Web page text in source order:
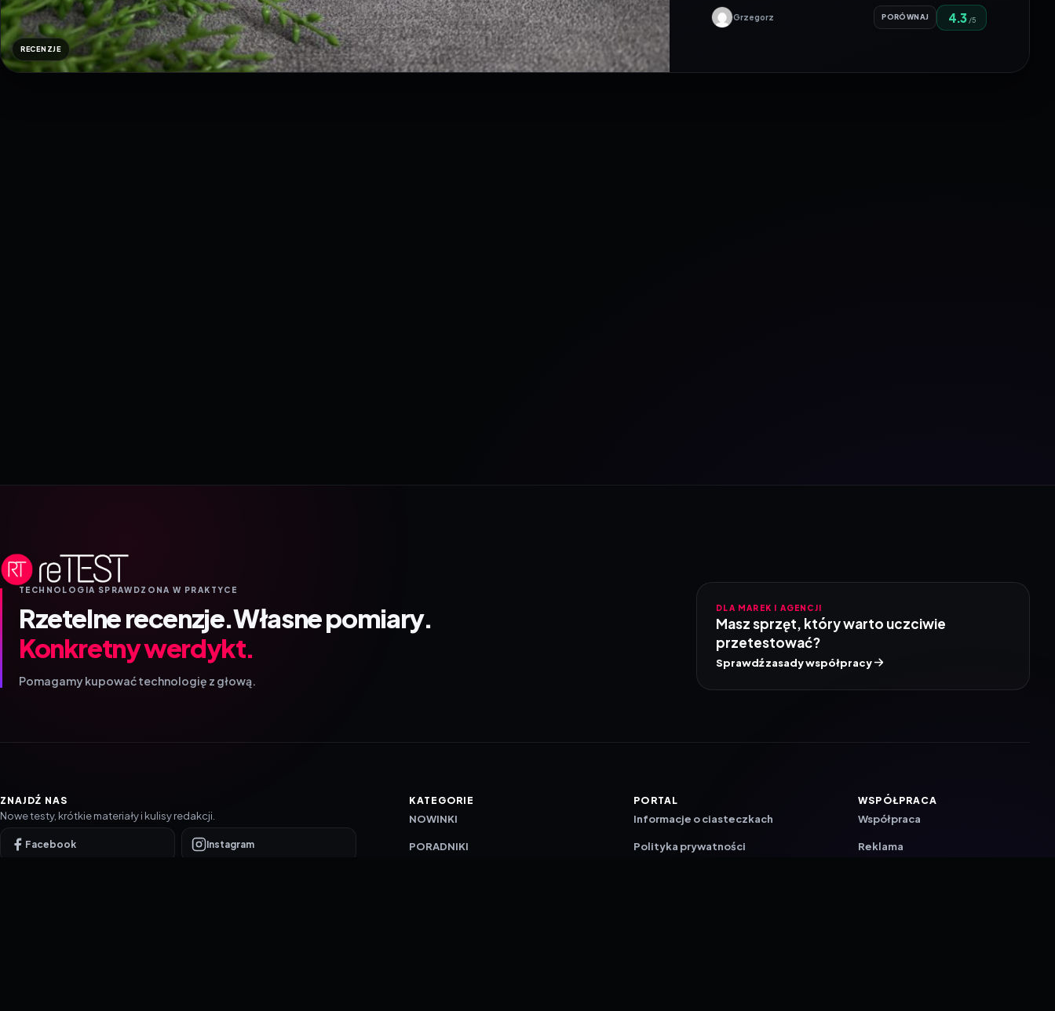
RECENZJE
Grzegorz PORÓWNAJ 4.3 /5
TECHNOLOGIA SPRAWDZONA W PRAKTYCE
Rzetelne recenzje.Własne pomiary.
Konkretny werdykt.
Pomagamy kupować technologię z głową.
DLA MAREK I AGENCJI
Masz sprzęt, który warto uczciwie
przetestować?
Sprawdź zasady współpracy
ZNAJDŹ NAS
Nowe testy, krótkie materiały i kulisy redakcji.
Facebook Instagram
KATEGORIE
NOWINKI
PORADNIKI
PORTAL
Informacje o ciasteczkach
Polityka prywatności
WSPÓŁPRACA
Współpraca
Reklama